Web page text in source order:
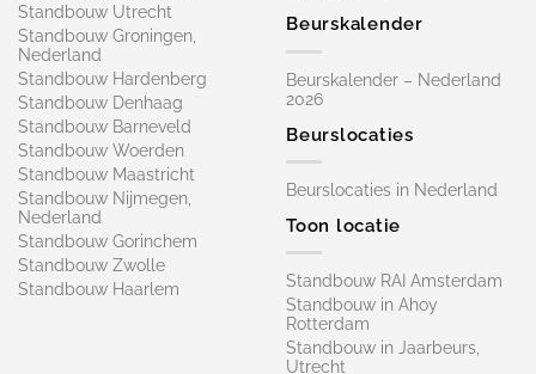
Standbouw Utrecht
Standbouw Groningen,
Nederland
Standbouw Hardenberg
Standbouw Denhaag
Standbouw Barneveld
Standbouw Woerden
Standbouw Maastricht
Standbouw Nijmegen,
Nederland
Standbouw Gorinchem
Standbouw Zwolle
Standbouw Haarlem
Beurskalender
Beurskalender – Nederland
2026
Beurslocaties
Beurslocaties in Nederland
Toon locatie
Standbouw RAI Amsterdam
Standbouw in Ahoy
Rotterdam
Standbouw in Jaarbeurs,
Utrecht